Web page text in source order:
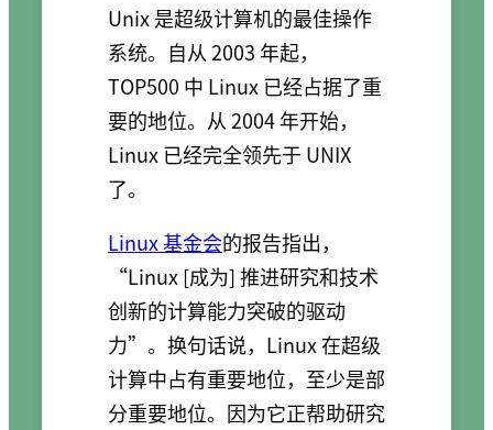
Unix 是超级计算机的最佳操作
系统。自从 2003 年起，
TOP500 中 Linux 已经占据了重
要的地位。从 2004 年开始，
Linux 已经完全领先于 UNIX
了。
Linux 基金会的报告指出，
“Linux [成为] 推进研究和技术
创新的计算能力突破的驱动
力”。换句话说，Linux 在超级
计算中占有重要地位，至少是部
分重要地位。因为它正帮助研究